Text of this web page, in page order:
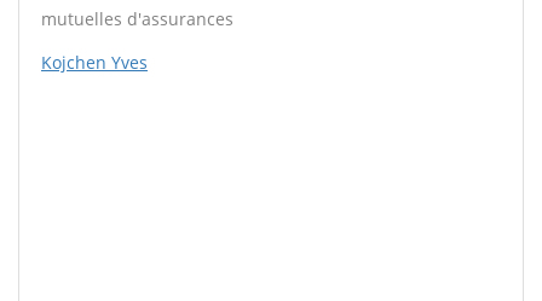
mutuelles d'assurances
Kojchen Yves